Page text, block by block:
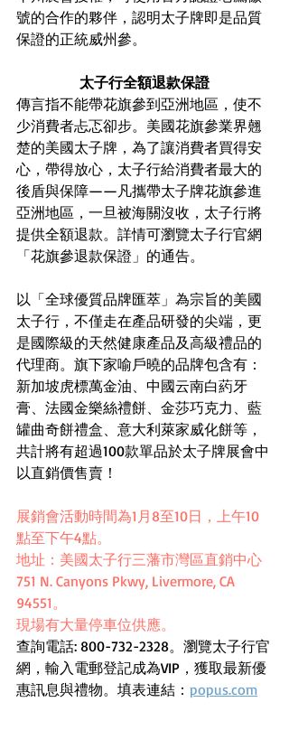
號的合作的夥伴，認明太子牌即是品質
保證的正統威州參。
太子行全額退款保證
傳言指不能帶花旗參到亞洲地區，使不
少消費者忐忑卻步。美國花旗參業界翹
楚的美國太子牌，為了讓消費者買得安
心，帶得放心，太子行給消費者最大的
後盾與保障——凡攜帶太子牌花旗參進
亞洲地區，一旦被海關沒收，太子行將
提供全額退款。詳情可瀏覽太子行官網
「花旗參退款保證」的通告。
以「全球優質品牌匯萃」為宗旨的美國
太子行，不僅走在產品研發的尖端，更
是國際級的天然健康產品及高級禮品的
代理商。旗下家喻戶曉的品牌包含有：
新加坡虎標萬金油、中國云南白葯牙
膏、法國金樂絲禮餅、金莎巧克力、藍
罐曲奇餅禮盒、意大利萊家威化餅等，
共計將有超過100款單品於太子牌展會中
以直銷價售賣！
展銷會活動時間為1月8至10日，上午10
點至下午4點。
地址：美國太子行三藩市灣區直銷中心
751 N. Canyons Pkwy, Livermore, CA
94551。
現場有大量停車位供應。
查詢電話: 800-732-2328。瀏覽太子行官
網，輸入電郵登記成為VIP，獲取最新優
惠訊息與禮物。填表連結： popus.com